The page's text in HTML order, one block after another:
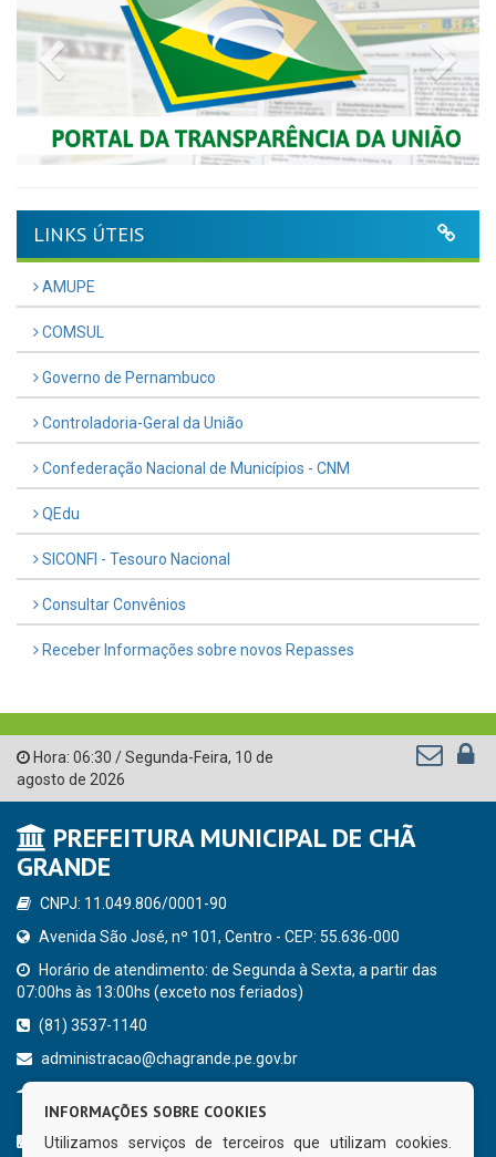
Previous
LINKS ÚTEIS
AMUPE
COMSUL
Governo de Pernambuco
Controladoria-Geral da União
Confederação Nacional de Municípios - CNM
QEdu
SICONFI - Tesouro Nacional
Consultar Convênios
Receber Informações sobre novos Repasses
Hora: 06:30 /Segunda-Feira, 10 de
agosto de 2026
PREFEITURA MUNICIPAL DE CHÃ
GRANDE
CNPJ: 11.049.806/0001-90
Avenida São José, nº 101, Centro - CEP: 55.636-000
Horário de atendimento: de Segunda à Sexta, a partir das
07:00hs às 13:00hs (exceto nos feriados)
(81) 3537-1140
administracao@chagrande.pe.gov.br
CURTA NOSSA FAN PAGE
INFORMAÇÕES SOBRE COOKIES
Utilizamos serviços de terceiros que utilizam cookies.